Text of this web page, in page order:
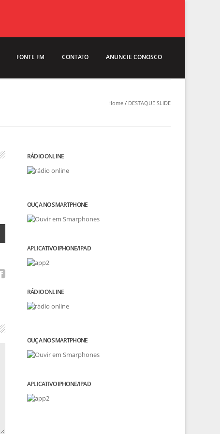
FONTE FM CONTATO ANUNCIE CONOSCO
Home / DESTAQUE SLIDE
RÁDIO ONLINE
OUÇA NO SMARTPHONE
APLICATIVO IPHONE/IPAD
RÁDIO ONLINE
OUÇA NO SMARTPHONE
APLICATIVO IPHONE/IPAD